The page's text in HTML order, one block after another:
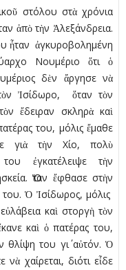
στόλου στὰ χρόνια
ἀπὸ τὴν Ἀλεξάνδρεια.
ἦταν ἀγκυροβοληµένη
Νουµέριο ὅτι ὁ
δὲν ἄργησε νὰ
Ἰσίδωρο, ὅταν τὸν
ἔδειραν σκληρὰ καὶ
του, µόλις ἔµαθε
γιὰ τὴν Χίο, πολὺ
ἐγκατέλειψε τὴν
Ὅταν ἔφθασε στὴν
Ὁ Ἰσίδωρος, µόλις
καὶ στοργὴ τὸν
καὶ ὁ πατέρας του,
θλίψη του γι΄ αὐτόν. Ὁ
χαίρεται, διότι εἶδε